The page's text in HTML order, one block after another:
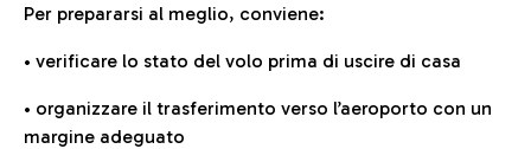
Per prepararsi al meglio, conviene:
• verificare lo stato del volo prima di uscire di casa
• organizzare il trasferimento verso l’aeroporto con un
margine adeguato